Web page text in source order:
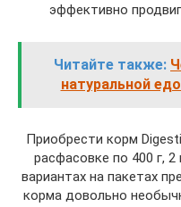
эффективно
Читайте также:
натуральной
Приобрести корм
расфасовке по 400 г, 2
вариантах на пакетах
корма довольно